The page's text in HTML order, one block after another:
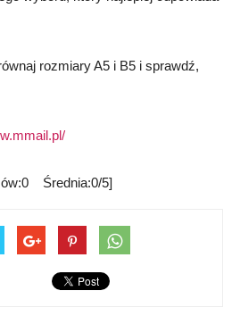
rozmiary A5 i B5 i sprawdź,
Średnia:0/5]